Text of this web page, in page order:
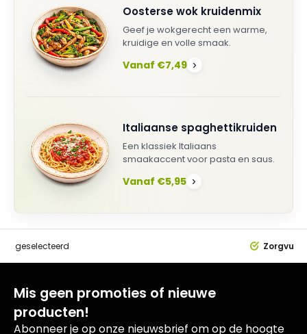
Oosterse wok kruidenmix
Geef je wokgerecht een warme,
kruidige en volle smaak.
Vanaf €7,49 ›
Italiaanse spaghettikruiden
Een klassiek Italiaans
smaakaccent voor pasta en saus.
Vanaf €5,95 ›
geselecteerd
Mis geen promoties of nieuwe
producten!
Abonneer je op onze nieuwsbrief om op de hoogte